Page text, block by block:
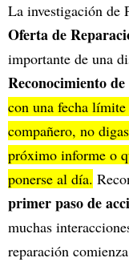
La investigación de
Oferta de
importante de una
Reconocimiento
con una fecha
compañero, no
próximo informe o
ponerse al día.
primer paso de
muchas
reparación